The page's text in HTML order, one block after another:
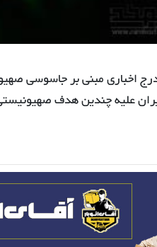
اخباری مبنی بر جاسوسی
علیه چندین هدف